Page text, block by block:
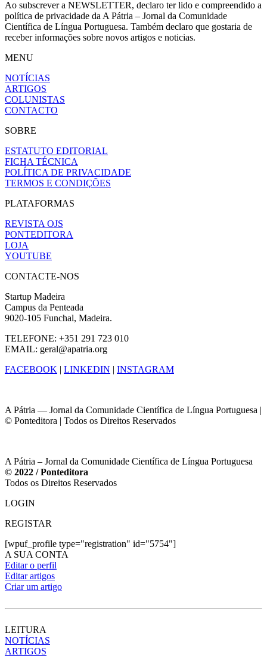
Ao subscrever a NEWSLETTER, declaro ter lido e compreendido a
política de privacidade da A Pátria – Jornal da Comunidade
Científica de Língua Portuguesa. Também declaro que gostaria de
receber informações sobre novos artigos e noticias.
MENU
NOTÍCIAS
ARTIGOS
COLUNISTAS
CONTACTO
SOBRE
ESTATUTO EDITORIAL
FICHA TÉCNICA
POLÍTICA DE PRIVACIDADE
TERMOS E CONDIÇÕES
PLATAFORMAS
REVISTA OJS
PONTEDITORA
LOJA
YOUTUBE
CONTACTE-NOS
Startup Madeira
Campus da Penteada
9020-105 Funchal, Madeira.
TELEFONE: +351 291 723 010
EMAIL: geral@apatria.org
FACEBOOK | LINKEDIN | INSTAGRAM
A Pátria — Jornal da Comunidade Científica de Língua Portuguesa |
© Ponteditora | Todos os Direitos Reservados
A Pátria – Jornal da Comunidade Científica de Língua Portuguesa
© 2022 / Ponteditora
Todos os Direitos Reservados
LOGIN
REGISTAR
[wpuf_profile type="registration" id="5754"]
A SUA CONTA
Editar o perfil
Editar artigos
Criar um artigo
LEITURA
NOTÍCIAS
ARTIGOS